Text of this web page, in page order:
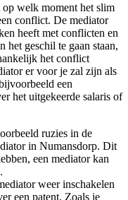
welk moment het slim
conflict. De mediator
heeft met conflicten en
het geschil te gaan staan,
het conflict
er voor je zal zijn als
een
het uitgekeerde salaris of
ruzies in de
in Numansdorp. Dit
een mediator kan
weer inschakelen
een patent. Zoals je